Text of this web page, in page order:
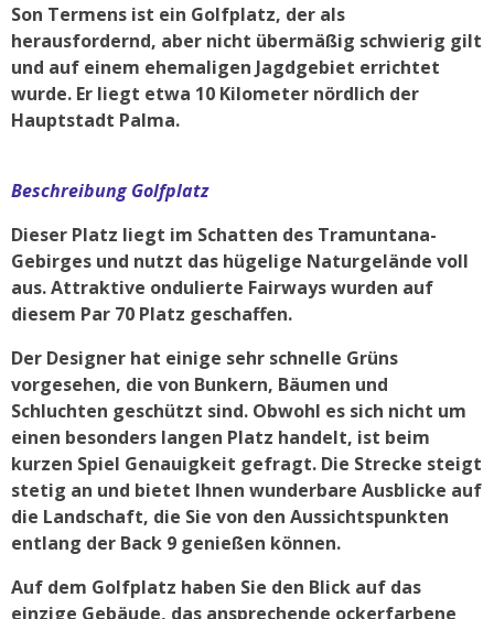
Son Termens ist ein Golfplatz, der als
herausfordernd, aber nicht übermäßig schwierig gilt
und auf einem ehemaligen Jagdgebiet errichtet
wurde. Er liegt etwa 10 Kilometer nördlich der
Hauptstadt Palma.
Beschreibung Golfplatz
Dieser Platz liegt im Schatten des Tramuntana-
Gebirges und nutzt das hügelige Naturgelände voll
aus. Attraktive ondulierte Fairways wurden auf
diesem Par 70 Platz geschaffen.
Der Designer hat einige sehr schnelle Grüns
vorgesehen, die von Bunkern, Bäumen und
Schluchten geschützt sind. Obwohl es sich nicht um
einen besonders langen Platz handelt, ist beim
kurzen Spiel Genauigkeit gefragt. Die Strecke steigt
stetig an und bietet Ihnen wunderbare Ausblicke auf
die Landschaft, die Sie von den Aussichtspunkten
entlang der Back 9 genießen können.
Auf dem Golfplatz haben Sie den Blick auf das
einzige Gebäude, das ansprechende ockerfarbene